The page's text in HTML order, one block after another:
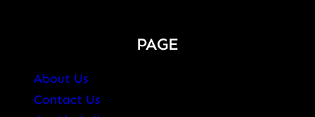
PAGE
About Us
Contact Us